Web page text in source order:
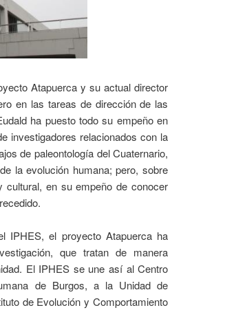
Atapuerca y su actual director
en las tareas de dirección de las
ha puesto todo su empeño en
investigadores relacionados con la
de paleontología del Cuaternario,
la evolución humana; pero, sobre
en su empeño de conocer
IPHES, el proyecto Atapuerca ha
que tratan de manera
El IPHES se une así al Centro
de Burgos, a la Unidad de
de Evolución y Comportamiento